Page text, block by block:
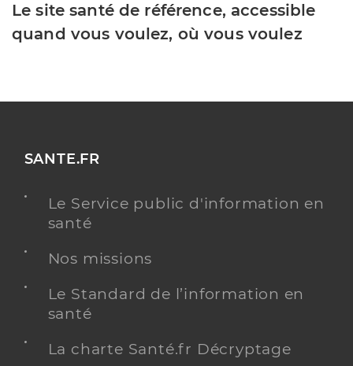
Le site santé de référence, accessible
quand vous voulez, où vous voulez
SANTE.FR
Le Service public d'information en
santé
Nos missions
Le Standard de l’information en
santé
La charte Santé.fr Décryptage